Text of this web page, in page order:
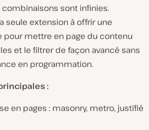
sont infinies.
seule extension à offrir une
mettre en page du contenu
et le filtrer de façon avancé sans
en programmation.
:
en pages : masonry, metro, justifié